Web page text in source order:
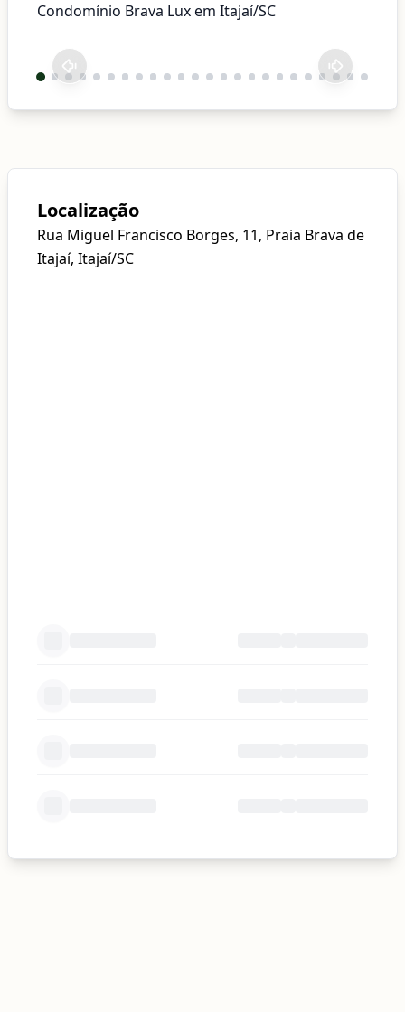
Condomínio Brava Lux em Itajaí/SC
Localização
Rua Miguel Francisco Borges, 11, Praia Brava de
Itajaí, Itajaí/SC